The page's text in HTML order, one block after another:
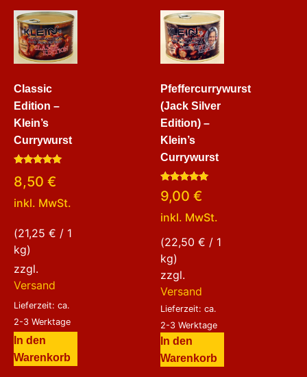
Classic
Edition –
Klein’s
Currywurst
mit
5.00
von 5
8,50 €
inkl. MwSt.
(21,25 € / 1
kg)
zzgl.
Versand
Lieferzeit: ca.
2-3 Werktage
In den
Warenkorb
Pfeffercurrywurst
(Jack Silver
Edition) –
Klein’s
Currywurst
Bewertet
mit
von 5
9,00 €
inkl. MwSt.
(22,50 € / 1
kg)
zzgl.
Versand
Lieferzeit: ca.
2-3 Werktage
In den
Warenkorb